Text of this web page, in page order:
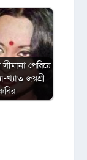
পেরিয়ে
খ্যাত জয়শ্রী